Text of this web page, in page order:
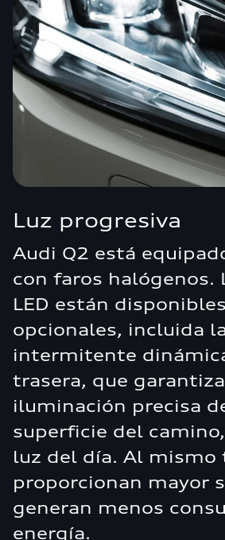
Luz progresiva
Audi Q2 está
con faros halógenos.
LED están
opcionales, incluida
intermitente
trasera, que
iluminación precisa
superficie del
luz del día. Al mismo
proporcionan mayor
generan menos
energía.